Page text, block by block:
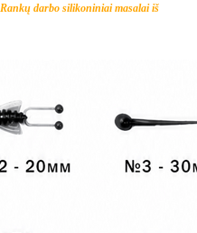
Rankų darbo silikoniniai masalai iš